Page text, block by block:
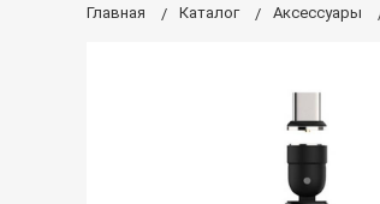
Главная Каталог Аксессуары